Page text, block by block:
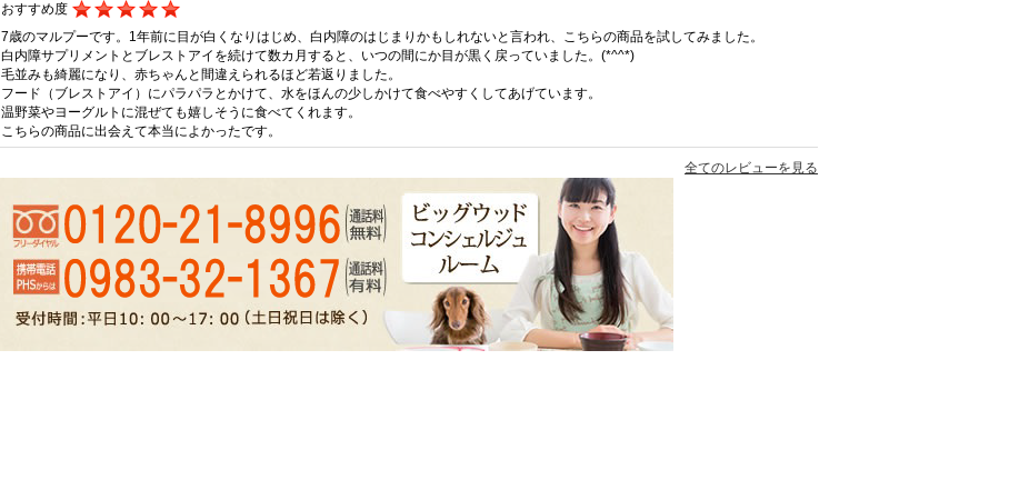
おすすめ度
7歳のマルプーです。1年前に目が白くなりはじめ、白内障のはじまりかもしれないと言われ、こちらの商品を試してみました。
白内障サプリメントとブレストアイを続けて数カ月すると、いつの間にか目が黒く戻っていました。(*^^*)
毛並みも綺麗になり、赤ちゃんと間違えられるほど若返りました。
フード（ブレストアイ）にパラパラとかけて、水をほんの少しかけて食べやすくしてあげています。
温野菜やヨーグルトに混ぜても嬉しそうに食べてくれます。
こちらの商品に出会えて本当によかったです。
全てのレビューを見る